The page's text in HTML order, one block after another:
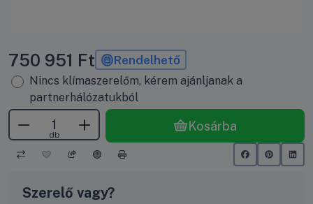
750 951 Ft Rendelhető
Nincs klímaszerelőm, kérem ajánljanak a
partnerhálózatukból
db
Kosárba
Szerelő vagy?